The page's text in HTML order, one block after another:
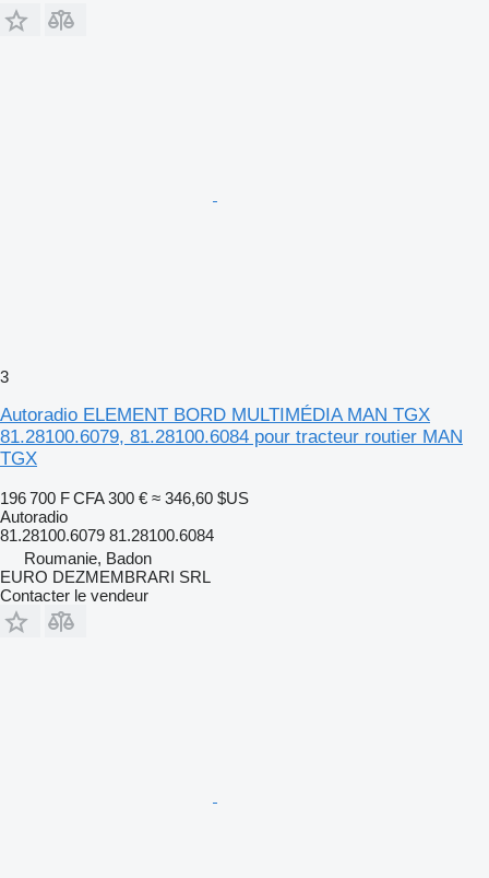
3
Autoradio ELEMENT BORD MULTIMÉDIA MAN TGX
81.28100.6079, 81.28100.6084 pour tracteur routier MAN
TGX
196 700 F CFA 300 € ≈ 346,60 $US
Autoradio
81.28100.6079 81.28100.6084
Roumanie, Badon
EURO DEZMEMBRARI SRL
Contacter le vendeur